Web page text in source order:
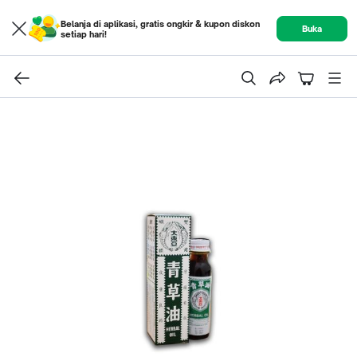
Belanja di aplikasi, gratis ongkir & kupon diskon
setiap hari!
Buka